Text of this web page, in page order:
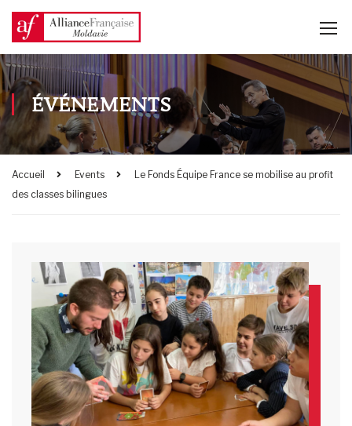
ÉVÉNEMENTS
Accueil Events
Le Fonds Équipe France se mobilise au profit
des classes bilingues